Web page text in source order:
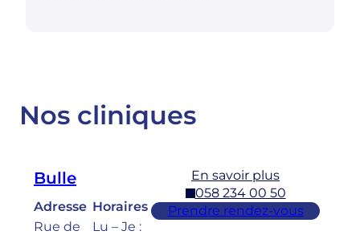
Nos cliniques
Bulle
Adresse
Rue de
Horaires
Lu – Je :
En savoir plus
058 234 00 50
Prendre rendez-vous